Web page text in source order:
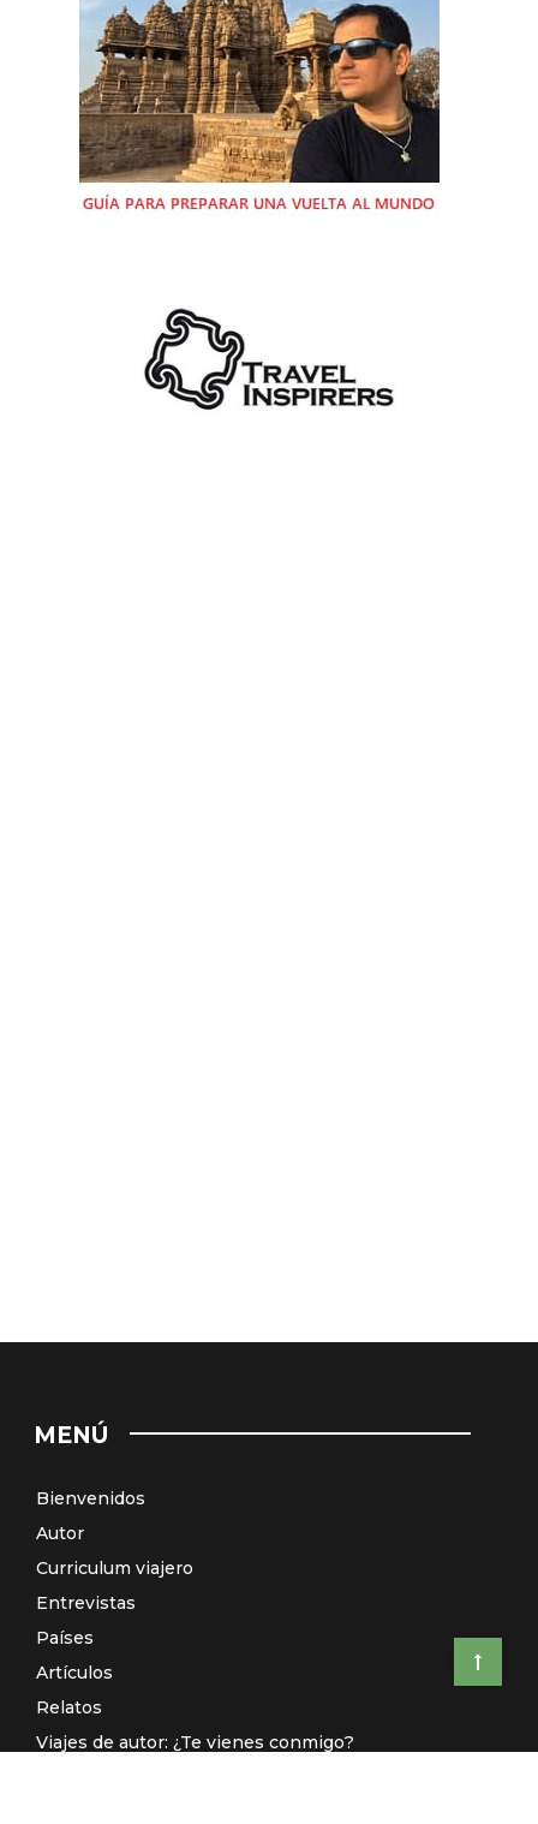
MENÚ
Bienvenidos
Autor
Curriculum viajero
Entrevistas
Países
Artículos
Relatos
Viajes de autor: ¿Te vienes conmigo?